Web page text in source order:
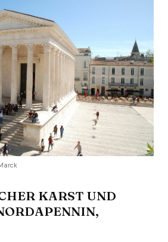
KARST UND